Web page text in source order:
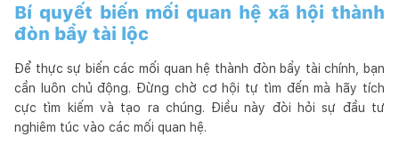
Bí quyết biến mối quan hệ xã hội thành
đòn bẩy tài lộc
Để thực sự biến các mối quan hệ thành đòn bẩy tài chính, bạn
cần luôn chủ động. Đừng chờ cơ hội tự tìm đến mà hãy tích
cực tìm kiếm và tạo ra chúng. Điều này đòi hỏi sự đầu tư
nghiêm túc vào các mối quan hệ.